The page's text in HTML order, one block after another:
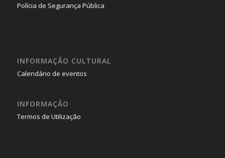
Polícia de Segurança Pública
INFORMAÇÃO CULTURAL
Calendário de eventos
INFORMAÇÃO
Termos de Utilização